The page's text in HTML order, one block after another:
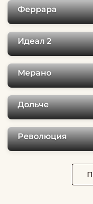
Феррара
Идеал 2
Мерано
Дольче
Революция